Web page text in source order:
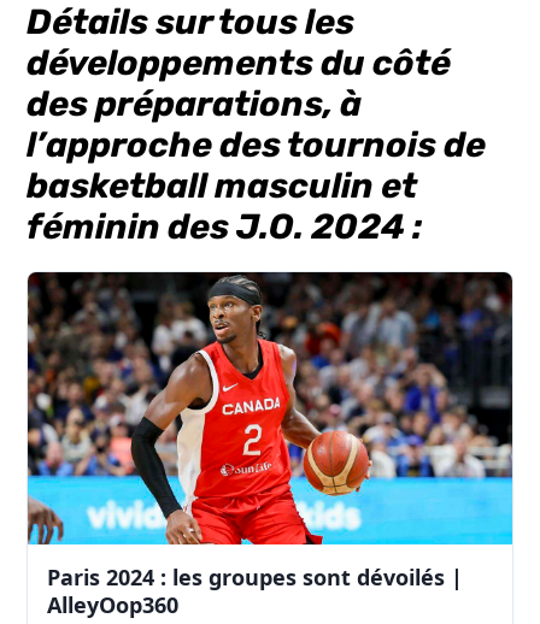
Détails sur tous les
développements du côté
des préparations, à
l’approche des tournois de
basketball masculin et
féminin des J.O. 2024 :
Paris 2024 : les groupes sont dévoilés |
AlleyOop360